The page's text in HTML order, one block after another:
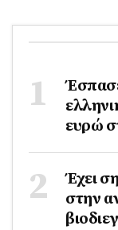
ευρώ
Έχει
στην